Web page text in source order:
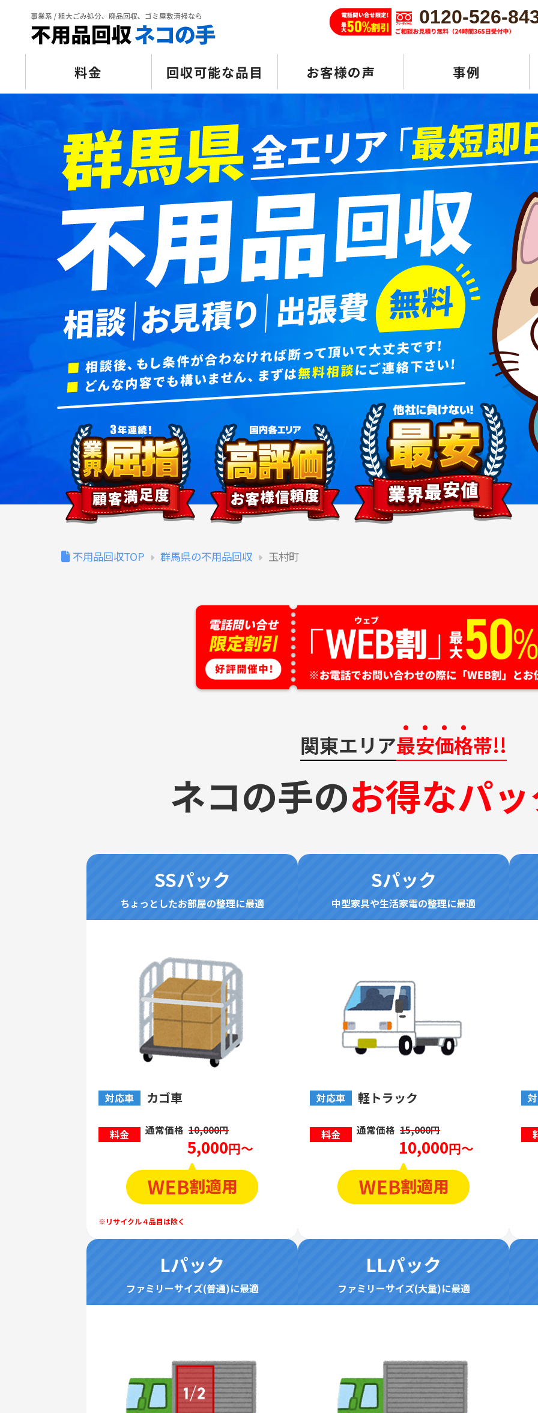
0120-526-
料金 回収可能な品目 お客様の声 事例
不用品回収TOP 群馬県の不用品回収 玉村町
関東エリア最安価格帯!!
ネコの手のお得なパ
SSパック
ちょっとしたお部屋の整理に最適
対応車 カゴ車
料金 通常価格 10,000円
5,000円～
Sパック
中型家具や生活家電の整理に最適
対応車 軽トラック
料金 通常価格 15,000円
10,000円～
Lパック
ファミリーサイズ(普通)に最適
LLパック
ファミリーサイズ(大量)に最適